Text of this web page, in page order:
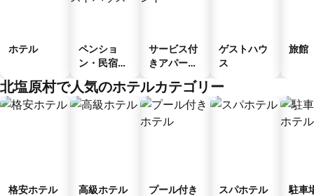
ホテル
ペンショ
ン・民宿・
ス
サービス付
きアパート
ゲストハウ
ス
旅館
北塩原村で人気のホテルカテゴリー
格安ホテル 高級ホテル
プール付き
スパホテル
駐車